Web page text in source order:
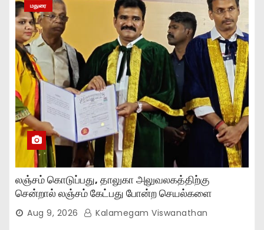
மதுரை
லஞ்சம் கொடுப்பது, தாலுகா அலுவலகத்திற்கு
சென்றால் லஞ்சம் கேட்பது போன்ற செயல்களை
நிறுத்தியுள்ளோம்..,
Aug 9, 2026 Kalamegam Viswanathan